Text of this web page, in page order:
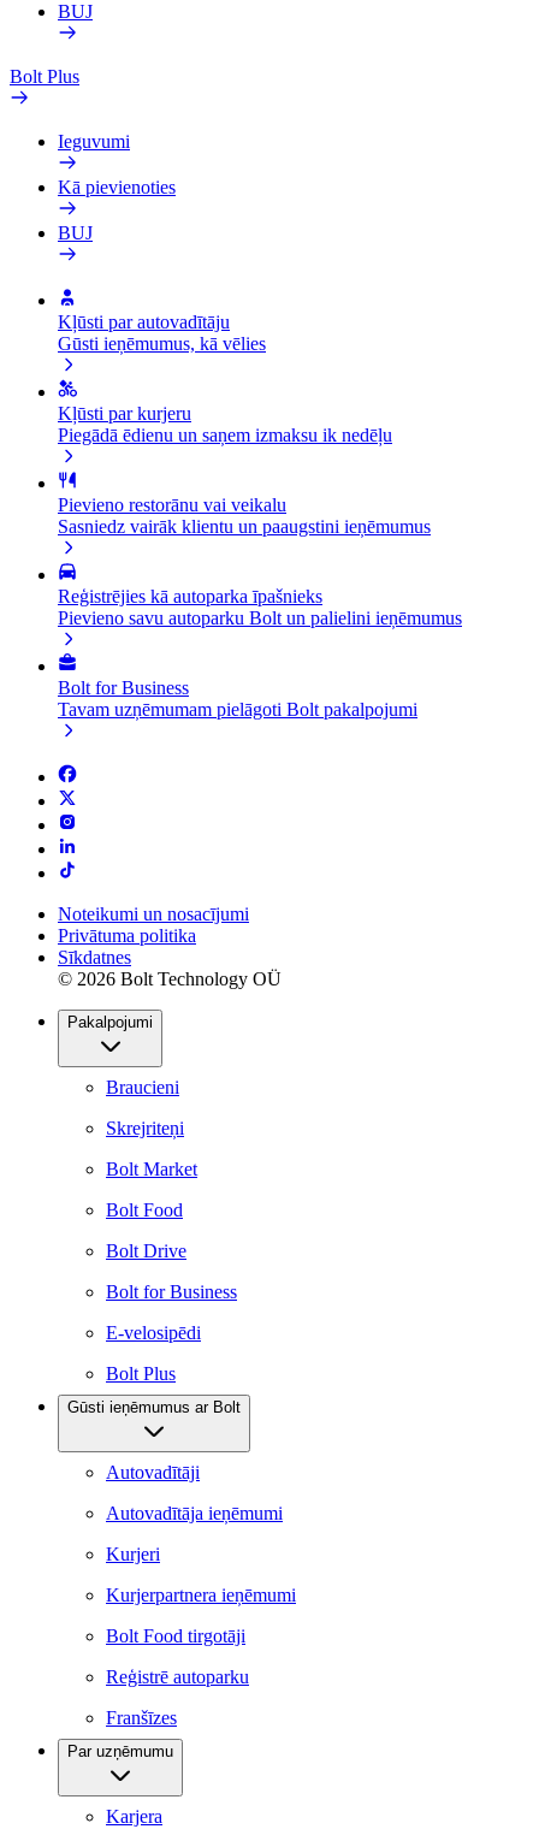
BUJ
Bolt Plus
Ieguvumi
Kā pievienoties
BUJ
Kļūsti par autovadītāju
Gūsti ieņēmumus, kā vēlies
Kļūsti par kurjeru
Piegādā ēdienu un saņem izmaksu ik nedēļu
Pievieno restorānu vai veikalu
Sasniedz vairāk klientu un paaugstini ieņēmumus
Reģistrējies kā autoparka īpašnieks
Pievieno savu autoparku Bolt un palielini ieņēmumus
Bolt for Business
Tavam uzņēmumam pielāgoti Bolt pakalpojumi
Noteikumi un nosacījumi
Privātuma politika
Sīkdatnes
© 2026 Bolt Technology OÜ
Pakalpojumi
Braucieni
Skrejriteņi
Bolt Market
Bolt Food
Bolt Drive
Bolt for Business
E-velosipēdi
Bolt Plus
Gūsti ieņēmumus ar Bolt
Autovadītāji
Autovadītāja ieņēmumi
Kurjeri
Kurjerpartnera ieņēmumi
Bolt Food tirgotāji
Reģistrē autoparku
Franšīzes
Par uzņēmumu
Karjera